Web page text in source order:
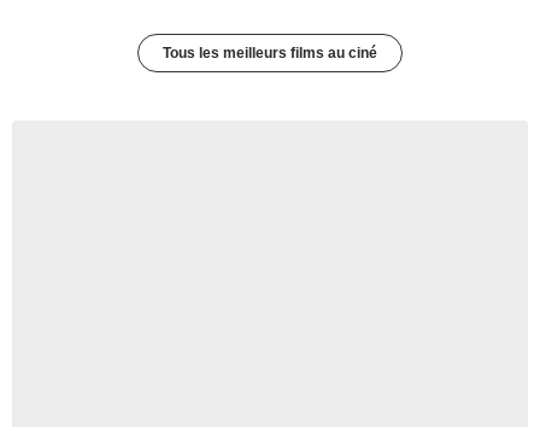
Tous les meilleurs films au ciné